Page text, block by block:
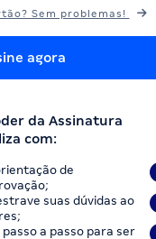
Sem problemas!
agora
da Assinatura
com:
de
suas dúvidas ao
a passo para ser